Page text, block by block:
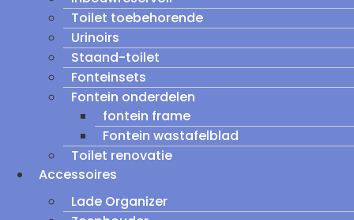
Toilet toebehorende
Urinoirs
Staand-toilet
Fonteinsets
Fontein onderdelen
fontein frame
Fontein wastafelblad
Toilet renovatie
Accessoires
Lade Organizer